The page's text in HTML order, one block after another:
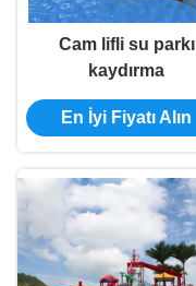
Cam lifli su parkı
kaydırma
En İyi Fiyatı Alın